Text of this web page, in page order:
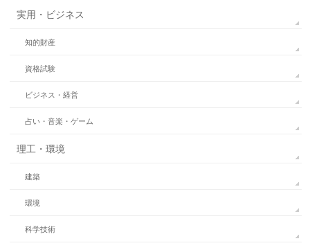
実用・ビジネス
知的財産
資格試験
ビジネス・経営
占い・音楽・ゲーム
理工・環境
建築
環境
科学技術